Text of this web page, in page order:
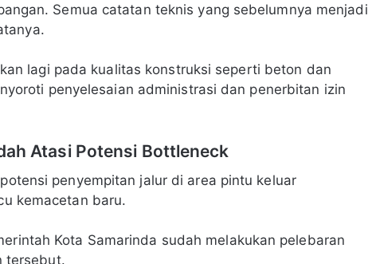
Semua catatan teknis yang sebelumnya menjadi
lagi pada kualitas konstruksi seperti beton dan
penyelesaian administrasi dan penerbitan izin
Atasi Potensi Bottleneck
penyempitan jalur di area pintu keluar
kemacetan baru.
Kota Samarinda sudah melakukan pelebaran
tersebut.